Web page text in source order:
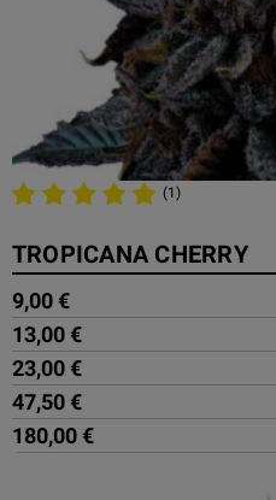
(1)
TROPICANA CHERRY
9,00 €
13,00 €
23,00 €
47,50 €
180,00 €